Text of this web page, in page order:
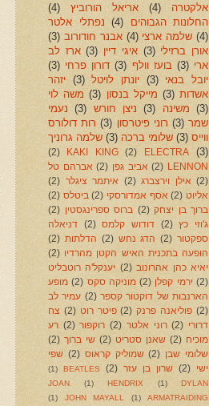
אלקטרה
(4) אריאל הורוביץ
(4)
החלונות הגבוהים
(4) נפתלי אלטר
(4) שלמה ארצי (4) אבנר חודורוב (3)
אורן ברזילי (3) איגי דיין (3) ארז לב
ארי (3) בועז וולף (3) דורון פרחי (3)
יובל בנאי
(3) יונתן לויטל (3) יזהר
אשדות (3) מייקל בנסון (3) משה לוי
(3)
משינה (3) ניצן חורש (3) נעמי
שמר (3) רוני פיטרסון (3) רות דולורס
ווייס (3) שלומי ברכה (3) שלמה גרוניך
(3)
ELECTRA
(2)
KAKI KING
(2)
LENNON
(2) אביב גפן (2) אברהם טל
(2) אילן וירצברג (2) איתמר ציגלר (2)
אליוט (2) אסף אמדורסקי (2) ביטלס (2)
ברוך בן יצחק (2) ברוס ספרינגסטין (2)
ג'וזי כץ
(2) דודוש קלמס (2)
דניאלה
ספקטור (2) הדג נחש (2) הדלתות (2)
הופעה בתכנית האיש הקטן מהרדיו (2)
יאיא כהן אהרונוב (2) יענקל'ה רוטבליט
(2) ירמי קפלן (2) מוניקה סקס (2) מופע
הארנבות של דוקטור קספר (2) עמיר לב
(2) פוליאנה פרנק (2) פיטר רוט (2) צח
דרורי (2) רוני אלטר (2) רוקפור (2) רע
מוכיח (2) שאנן סטריט (2) שי ברוך (2)
שלומי שבן (2) שמוליק קראוס (2) שפי
ישי
(2) שרון בן עזר (2)
BEATLES
(1)
DYLAN
(1)
HENDRIX
(1)
JOAN
ARMATRAIDING
(1)
JOHN MAYALL
(1)